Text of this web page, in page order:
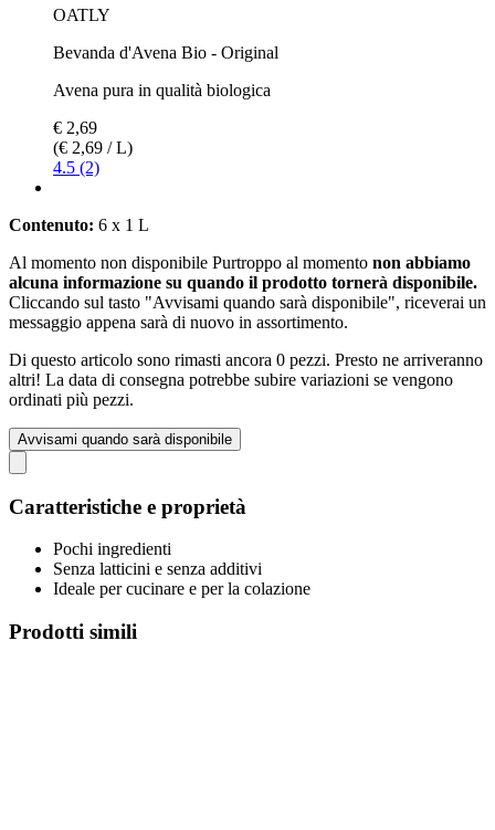
OATLY
Bevanda d'Avena Bio - Original
Avena pura in qualità biologica
€ 2,69
(€ 2,69 / L)
4.5 (2)
Contenuto: 6 x 1 L
Al momento non disponibile Purtroppo al momento non abbiamo
alcuna informazione su quando il prodotto tornerà disponibile.
Cliccando sul tasto "Avvisami quando sarà disponibile", riceverai un
messaggio appena sarà di nuovo in assortimento.
Di questo articolo sono rimasti ancora 0 pezzi. Presto ne arriveranno
altri! La data di consegna potrebbe subire variazioni se vengono
ordinati più pezzi.
Avvisami quando sarà disponibile
Caratteristiche e proprietà
Pochi ingredienti
Senza latticini e senza additivi
Ideale per cucinare e per la colazione
Prodotti simili